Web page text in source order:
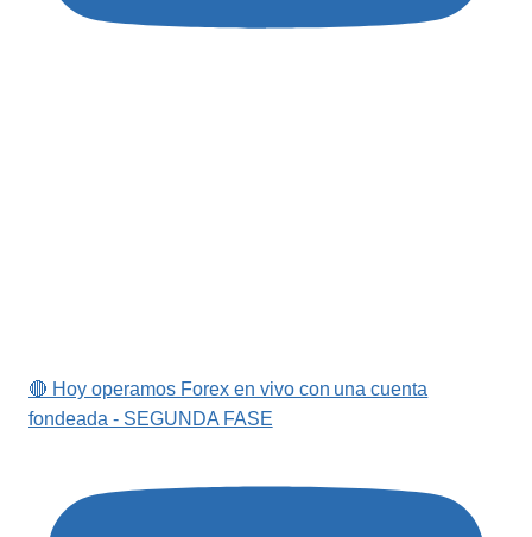
🔴 Hoy operamos Forex en vivo con una cuenta
fondeada - SEGUNDA FASE